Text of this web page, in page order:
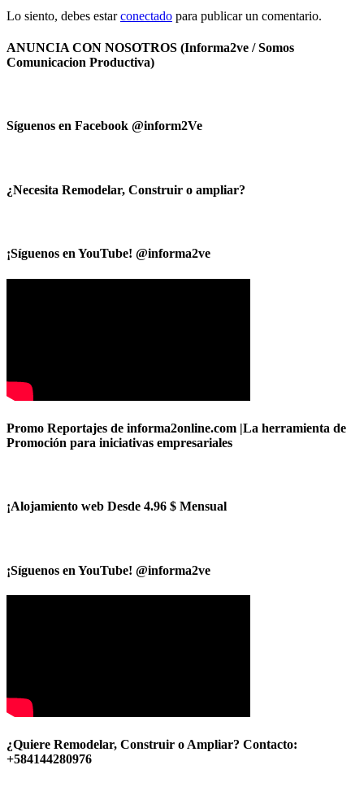
Lo siento, debes estarconectado para publicar un comentario.
ANUNCIA CON NOSOTROS (Informa2ve / Somos
Comunicacion Productiva)
Síguenos en Facebook @inform2Ve
¿Necesita Remodelar, Construir o ampliar?
¡Síguenos en YouTube! @informa2ve
Promo Reportajes de informa2online.com |La herramienta de
Promoción para iniciativas empresariales
¡Alojamiento web Desde 4.96 $ Mensual
¡Síguenos en YouTube! @informa2ve
¿Quiere Remodelar, Construir o Ampliar? Contacto:
+584144280976